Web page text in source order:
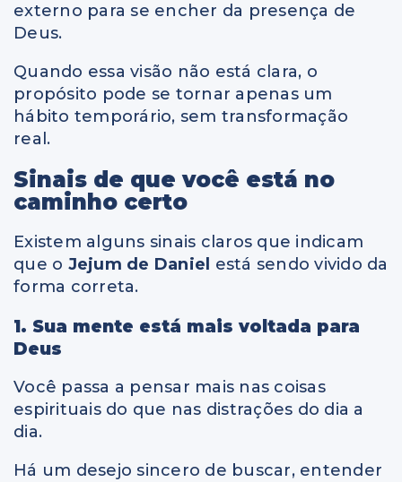
externo para se encher da presença de
Deus.
Quando essa visão não está clara, o
propósito pode se tornar apenas um
hábito temporário, sem transformação
real.
Sinais de que você está no
caminho certo
Existem alguns sinais claros que indicam
que o Jejum de Daniel está sendo vivido da
forma correta.
1. Sua mente está mais voltada para
Deus
Você passa a pensar mais nas coisas
espirituais do que nas distrações do dia a
dia.
Há um desejo sincero de buscar, entender